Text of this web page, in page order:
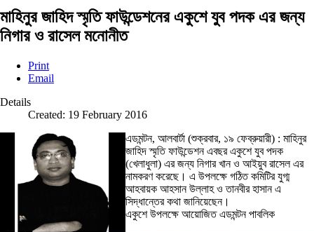
মাহিনুর জাহিদ স্মৃতি ফাউন্ডেশনের একুশে যুব পদক এর জন্য
নিগার ও রাসেল মনোনীত
Print
Email
Details
Created: 19 February 2016
এডমন্টন, আলবার্টা (শুক্রবার, ১৯ ফেব্রুয়ারী) : মাহিনুর
জাহিদ স্মৃতি ফাউন্ডেশন এবছর একুশে যুব পদক
(খেলাধুলা) এর জন্য নিগার খান ও আইয়ুব রাসেল এর
নামকরণ করেছে। এ উপলক্ষে গঠিত কমিটির যুগ্ম
আহবায়ক আহসান উল্লাহ ও তানবীর হাসান এ
সিদ্ধান্তের কথা জানিয়েছেন।
একুশে উপলক্ষে আয়োজিত এডমন্টন পাবলিক